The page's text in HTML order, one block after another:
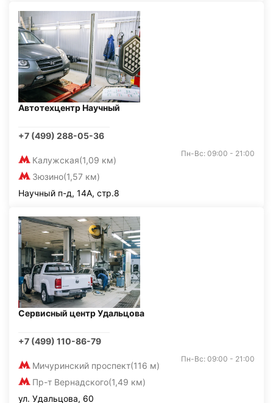
Автотехцентр Научный
+7 (499) 288-05-36
Калужская(1,09 км)
Зюзино(1,57 км)
Пн-Вс: 09:00 - 21:00
Научный п-д, 14А, стр.8
Сервисный центр Удальцова
+7 (499) 110-86-79
Мичуринский проспект(116 м)
Пр-т Вернадского(1,49 км)
Пн-Вс: 09:00 - 21:00
ул. Удальцова, 60